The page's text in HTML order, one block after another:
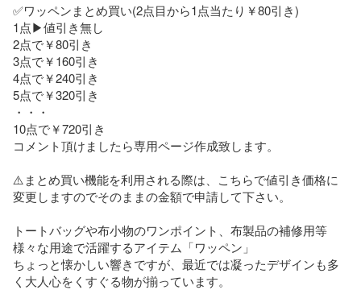
✅ワッペンまとめ買い(2点目から1点当たり￥80引き)
1点▶︎値引き無し
2点で￥80引き
3点で￥160引き
4点で￥240引き
5点で￥320引き
・・・
10点で￥720引き
コメント頂けましたら専用ページ作成致します。
⚠️まとめ買い機能を利用される際は、こちらで値引き価格に
変更しますのでそのままの金額で申請して下さい。
トートバッグや布小物のワンポイント、布製品の補修用等
様々な用途で活躍するアイテム「ワッペン」
ちょっと懐かしい響きですが、最近では凝ったデザインも多
く大人心をくすぐる物が揃っています。